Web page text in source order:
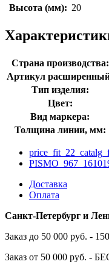
Высота (мм): 20
Страна производства:
Артикул
Тип изделия:
Цвет:
Вид маркера:
Толщина линии, мм:
Доставка
Оплата
Санкт-Петербург и
Заказ до 50 000 руб. -
Заказ от 50 000 руб. -